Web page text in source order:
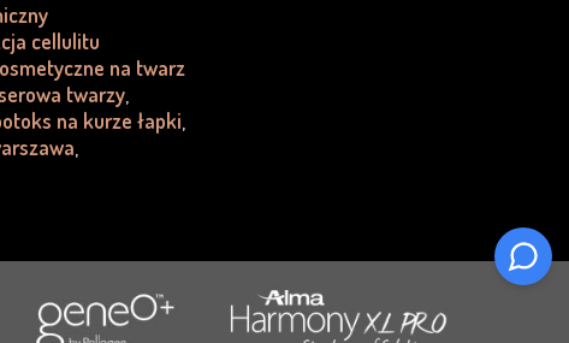
cellulitu
na twarz
twarzy
na kurze łapki